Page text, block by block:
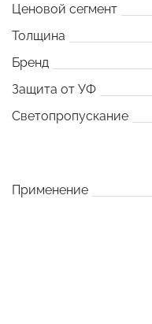
Ценовой сегмент
Толщина
Бренд
Защита от УФ
Светопропускание
Применение